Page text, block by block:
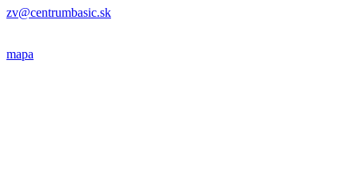
zv@centrumbasic.sk
mapa